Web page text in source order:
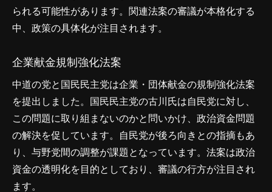
られる可能性があります。関連法案の審議が本格化する
中、政策の具体化が注目されます。
企業献金規制強化法案
中道の党と国民民主党は企業・団体献金の規制強化法案
を提出しました。国民民主党の古川氏は自民党に対し、
この問題に取り組まないのかと問いかけ、政治資金問題
の解決を促しています。自民党が後ろ向きとの指摘もあ
り、与野党間の調整が課題となっています。法案は政治
資金の透明化を目的としており、審議の行方が注目され
ます。